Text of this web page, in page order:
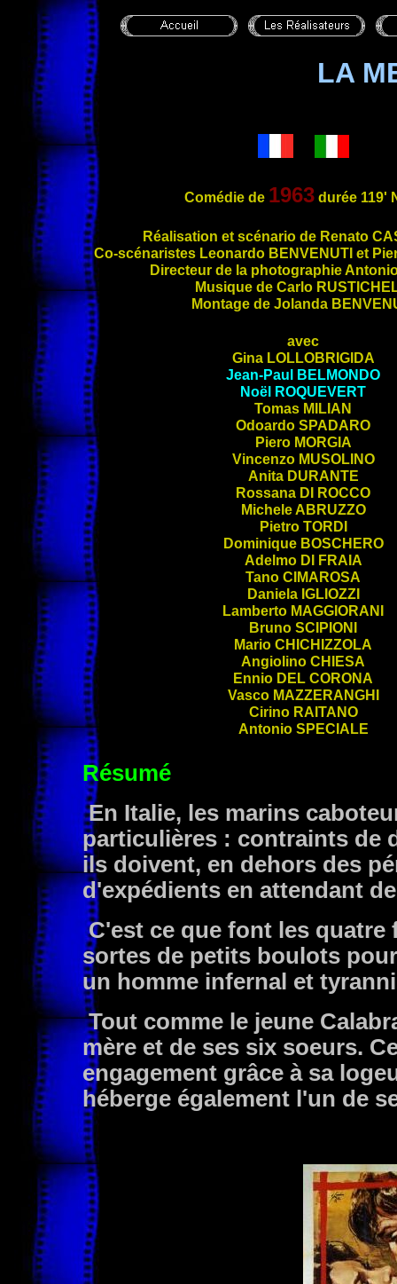
LA
Comédie de 1963durée 119'
Réalisation et scénario de Renato
Co-scénaristes Leonardo BENVENUTI et
Directeur de la photographie
Musique de Carlo
Montage de Jolanda
avec
Gina LOLLOBRIGIDA
Jean-Paul BELMONDO
Noël ROQUEVERT
Tomas MILIAN
Odoardo SPADARO
Piero MORGIA
Vincenzo MUSOLINO
Anita DURANTE
Rossana DI ROCCO
Michele ABRUZZO
Pietro TORDI
Dominique BOSCHERO
Adelmo DI FRAIA
Tano CIMAROSA
Daniela IGLIOZZI
Lamberto MAGGIORANI
Bruno SCIPIONI
Mario CHICHIZZOLA
Angiolino CHIESA
Ennio DEL CORONA
Vasco MAZZERANGHI
Cirino RAITANO
Antonio SPECIALE
Résumé
En Italie, les marins
particulières : contraints de
ils doivent, en dehors des
d'expédients en attendant
C'est ce que font les
sortes de petits boulots
un homme infernal et
Tout comme le jeune
mère et de ses six soeurs.
engagement grâce à sa
héberge également l'un de